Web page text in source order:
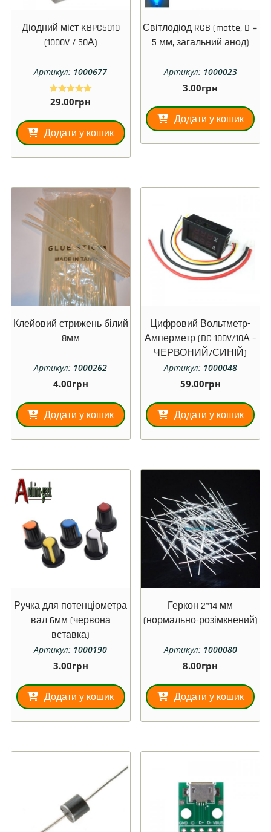
Діодний міст KBPC5010
(1000V / 50А)
Артикул: 1000677
Оцінено в
5.00
29.00грн
Додати у кошик
Світлодіод RGB (matte, D =
5 мм, загальний анод)
Артикул: 1000023
3.00грн
Додати у кошик
Клейовий стрижень білий
8мм
Артикул: 1000262
4.00грн
Додати у кошик
Цифровий Вольтметр-
Амперметр (DC 100V/10А –
ЧЕРВОНИЙ/СИНІЙ)
Артикул: 1000048
59.00грн
Додати у кошик
Ручка для потенціометра
вал 6мм (червона
вставка)
Артикул: 1000190
3.00грн
Додати у кошик
Геркон 2*14 мм
(нормально-розімкнений)
Артикул: 1000080
8.00грн
Додати у кошик